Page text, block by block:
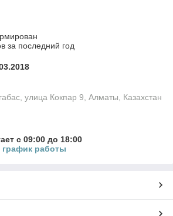
за последний год
улица Кокпар 9, Алматы, Казахстан
с 09:00 до 18:00
график работы